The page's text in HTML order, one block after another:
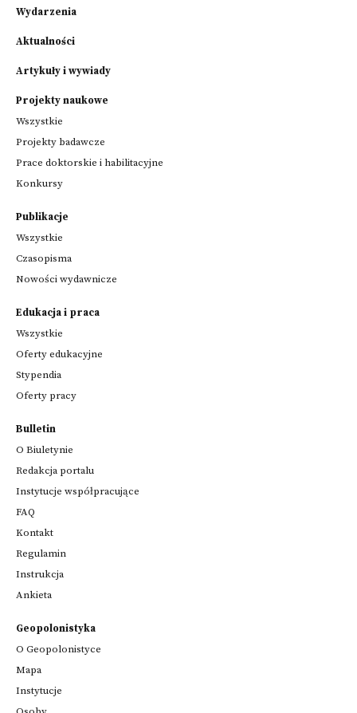
Wydarzenia
Aktualności
Artykuły i wywiady
Projekty naukowe
Wszystkie
Projekty badawcze
Prace doktorskie i habilitacyjne
Konkursy
Publikacje
Wszystkie
Czasopisma
Nowości wydawnicze
Edukacja i praca
Wszystkie
Oferty edukacyjne
Stypendia
Oferty pracy
Bulletin
O Biuletynie
Redakcja portalu
Instytucje współpracujące
FAQ
Kontakt
Regulamin
Instrukcja
Ankieta
Geopolonistyka
O Geopolonistyce
Mapa
Instytucje